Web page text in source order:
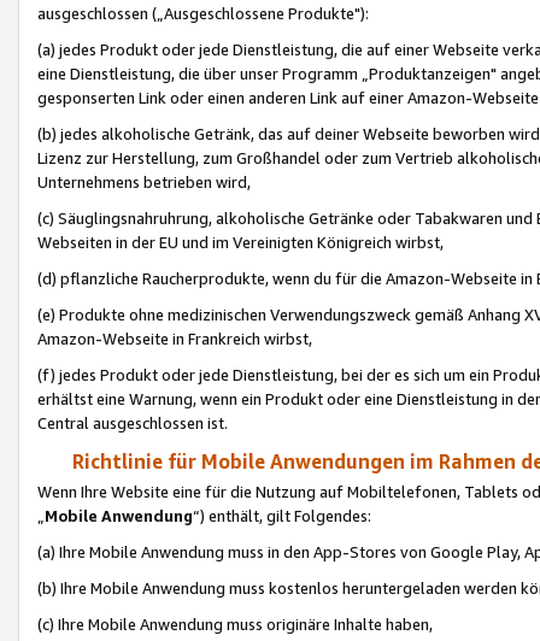
ausgeschlossen („Ausgeschlossene Produkte"):
(a) jedes Produkt oder jede Dienstleistung, die auf einer Webseite
eine Dienstleistung, die über unser Programm „Produktanzeigen"
gesponserten Link oder einen anderen Link auf einer Amazon-
(b) jedes alkoholische Getränk, das auf deiner Webseite beworben
Lizenz zur Herstellung, zum Großhandel oder zum Vertrieb
Unternehmens betrieben wird,
(c) Säuglingsnahruhrung, alkoholische Getränke oder Tabakwaren
Webseiten in der EU und im Vereinigten Königreich wirbst,
(d) pflanzliche Raucherprodukte, wenn du für die Amazon-Webseite in
(e) Produkte ohne medizinischen Verwendungszweck gemäß Anhang
Amazon-Webseite in Frankreich wirbst,
(f) jedes Produkt oder jede Dienstleistung, bei der es sich um ein
erhältst eine Warnung, wenn ein Produkt oder eine Dienstleistung in
Central ausgeschlossen ist.
Richtlinie für Mobile Anwendungen im Rahmen
Wenn Ihre Website eine für die Nutzung auf Mobiltelefonen, Tablets
„Mobile Anwendung“) enthält, gilt Folgendes:
(a) Ihre Mobile Anwendung muss in den App-Stores von Google Play,
(b) Ihre Mobile Anwendung muss kostenlos heruntergeladen werden
(c) Ihre Mobile Anwendung muss originäre Inhalte haben,